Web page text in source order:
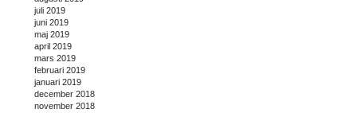
juli 2019
juni 2019
maj 2019
april 2019
mars 2019
februari 2019
januari 2019
december 2018
november 2018